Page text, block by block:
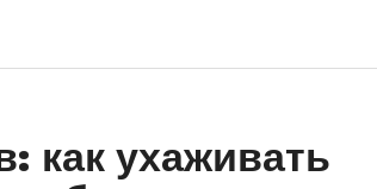
как ухаживать